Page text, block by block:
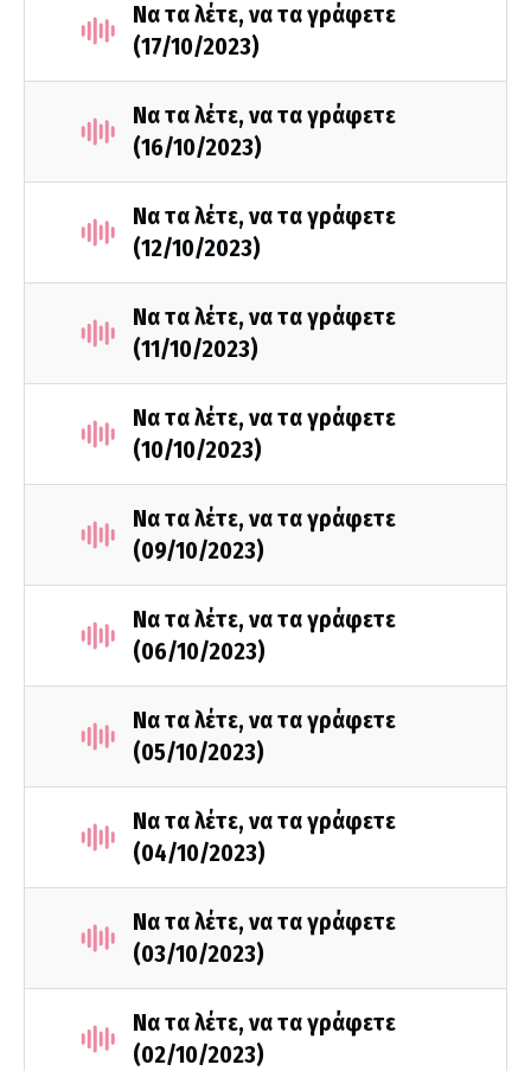
Να τα λέτε, να τα γράφετε
(17/10/2023)
Να τα λέτε, να τα γράφετε
(16/10/2023)
Να τα λέτε, να τα γράφετε
(12/10/2023)
Να τα λέτε, να τα γράφετε
(11/10/2023)
Να τα λέτε, να τα γράφετε
(10/10/2023)
Να τα λέτε, να τα γράφετε
(09/10/2023)
Να τα λέτε, να τα γράφετε
(06/10/2023)
Να τα λέτε, να τα γράφετε
(05/10/2023)
Να τα λέτε, να τα γράφετε
(04/10/2023)
Να τα λέτε, να τα γράφετε
(03/10/2023)
Να τα λέτε, να τα γράφετε
(02/10/2023)